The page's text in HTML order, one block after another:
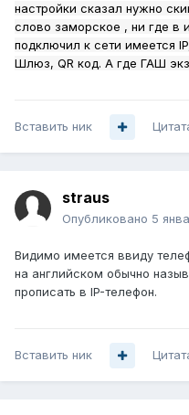
настройки сказал нужно
слово заморское , ни где в
подключил к сети имеется
Шлюз, QR код. А где ГАШ
Вставить ник
straus
Опубликовано 5
Видимо имеется ввиду
на английском обычно
прописать в IP-телефон.
Вставить ник